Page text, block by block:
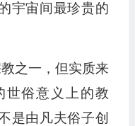
宇宙间最珍贵的
之一，但实质来
世俗意义上的教
是由凡夫俗子创